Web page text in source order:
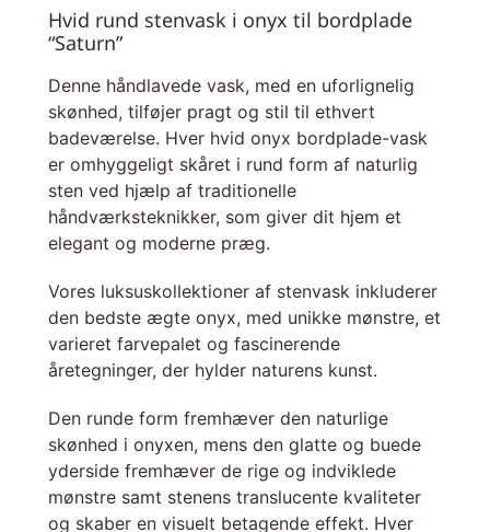
Hvid rund stenvask i onyx til bordplade
“Saturn”
Denne håndlavede vask, med en uforlignelig
skønhed, tilføjer pragt og stil til ethvert
badeværelse. Hver hvid onyx bordplade-vask
er omhyggeligt skåret i rund form af naturlig
sten ved hjælp af traditionelle
håndværksteknikker, som giver dit hjem et
elegant og moderne præg.
Vores luksuskollektioner af stenvask inkluderer
den bedste ægte onyx, med unikke mønstre, et
varieret farvepalet og fascinerende
åretegninger, der hylder naturens kunst.
Den runde form fremhæver den naturlige
skønhed i onyxen, mens den glatte og buede
yderside fremhæver de rige og indviklede
mønstre samt stenens translucente kvaliteter
og skaber en visuelt betagende effekt. Hver